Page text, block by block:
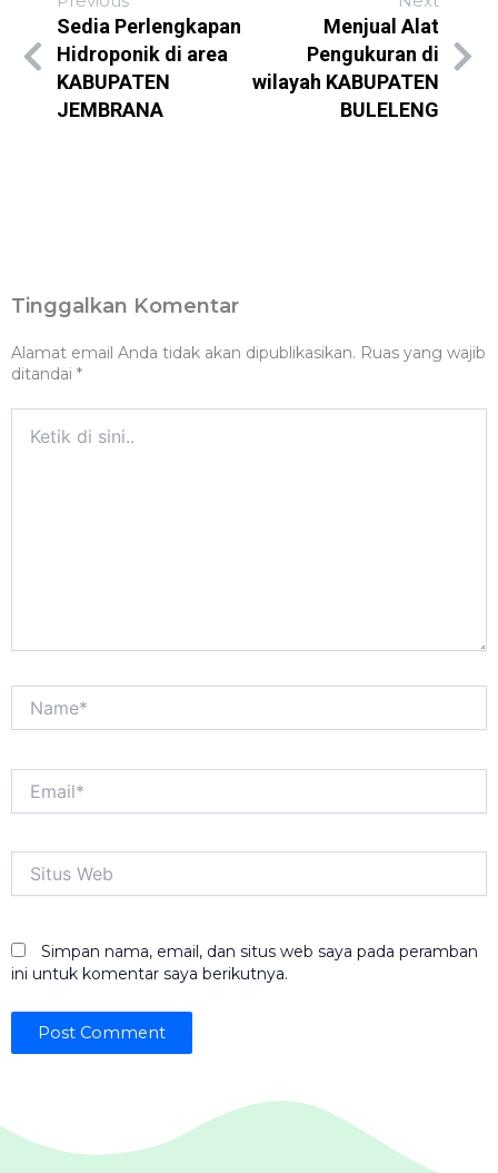
Sedia Perlengkapan
Hidroponik di area
KABUPATEN
JEMBRANA
Menjual Alat
Pengukuran di
wilayah KABUPATEN
BULELENG
Tinggalkan Komentar
Alamat email Anda tidak akan dipublikasikan. Ruas yang wajib
ditandai *
Web
Simpan nama, email, dan situs web saya pada peramban
ini untuk komentar saya berikutnya.